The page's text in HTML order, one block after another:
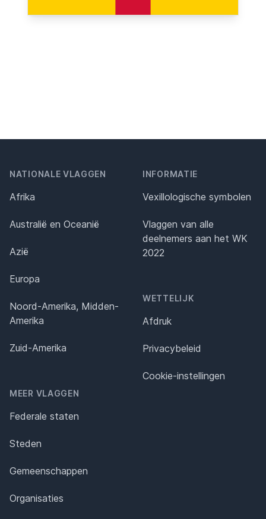
NATIONALE VLAGGEN
Afrika
Australië en Oceanië
Azië
Europa
Noord-Amerika, Midden-
Amerika
Zuid-Amerika
MEER VLAGGEN
Federale staten
Steden
Gemeenschappen
Organisaties
INFORMATIE
Vexillologische symbolen
Vlaggen van alle
deelnemers aan het WK
2022
WETTELIJK
Afdruk
Privacybeleid
Cookie-instellingen